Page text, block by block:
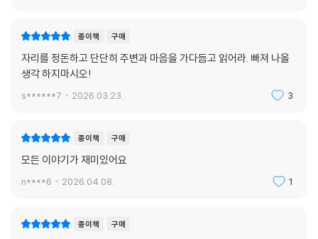
종이책 구매
자리를 정돈하고 단단히 주변과 마음을 가다듬고 읽어라. 빠져 나올
생각 하지마시오!
s******7 2026.03.23. 3
종이책 구매
모든 이야기가 재미있어요
n****6 2026.04.08. 1
종이책 구매